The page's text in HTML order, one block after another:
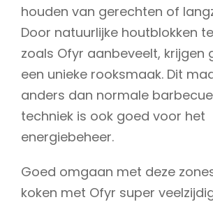
houden van gerechten of
Door natuurlijke houtblokken
zoals Ofyr aanbeveelt, krijgen
een unieke rooksmaak. Dit
anders dan normale
techniek is ook goed voor het
energiebeheer.
Goed omgaan met deze
koken met Ofyr super